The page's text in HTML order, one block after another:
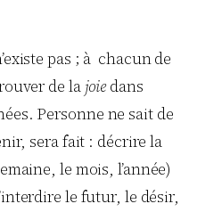
pas ; à chacun de
de la joiedans
Personne ne sait de
sera fait : décrire la
le mois, l’année)
le futur, le désir,